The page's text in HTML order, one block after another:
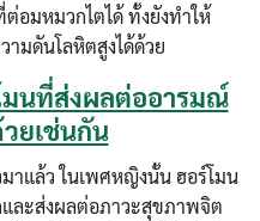
ต่อมหมวกไตได้ ทั้งยังทำให้
ามดันโลหิตสูงได้ด้วย
มนที่ส่งผลต่ออารมณ์
ยเช่นกัน
าแล้ว ในเพศหญิงนั้น ฮอร์โมน
ละส่งผลต่อภาวะสุขภาพจิต